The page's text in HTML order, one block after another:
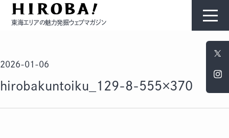
東海エリアの魅力発掘ウェブマガジン
コンテンツ
2026-01-06
hirobakuntoiku_129-8-555×370